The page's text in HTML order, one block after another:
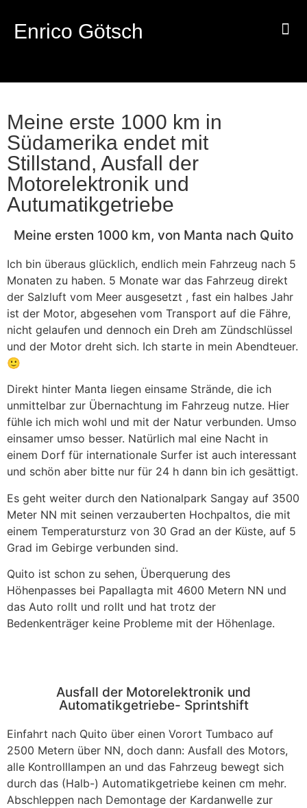
Enrico Götsch
Meine erste 1000 km in
Südamerika endet mit
Stillstand, Ausfall der
Motorelektronik und
Autumatikgetriebe
Meine ersten 1000 km, von Manta nach Quito
Ich bin überaus glücklich, endlich mein Fahrzeug nach 5
Monaten zu haben. 5 Monate war das Fahrzeug direkt
der Salzluft vom Meer ausgesetzt , fast ein halbes Jahr
ist der Motor, abgesehen vom Transport auf die Fähre,
nicht gelaufen und dennoch ein Dreh am Zündschlüssel
und der Motor dreht sich. Ich starte in mein Abendteuer.
🙂
Direkt hinter Manta liegen einsame Strände, die ich
unmittelbar zur Übernachtung im Fahrzeug nutze. Hier
fühle ich mich wohl und mit der Natur verbunden. Umso
einsamer umso besser. Natürlich mal eine Nacht in
einem Dorf für internationale Surfer ist auch interessant
und schön aber bitte nur für 24 h dann bin ich gesättigt.
Es geht weiter durch den Nationalpark Sangay auf 3500
Meter NN mit seinen verzauberten Hochpaltos, die mit
einem Temperatursturz von 30 Grad an der Küste, auf 5
Grad im Gebirge verbunden sind.
Quito ist schon zu sehen, Überquerung des
Höhenpasses bei Papallagta mit 4600 Metern NN und
das Auto rollt und rollt und hat trotz der
Bedenkenträger keine Probleme mit der Höhenlage.
Ausfall der Motorelektronik und
Automatikgetriebe- Sprintshift
Einfahrt nach Quito über einen Vorort Tumbaco auf
2500 Metern über NN, doch dann: Ausfall des Motors,
alle Kontrolllampen an und das Fahrzeug bewegt sich
durch das (Halb-) Automatikgetriebe keinen cm mehr.
Abschleppen nach Demontage der Kardanwelle zur